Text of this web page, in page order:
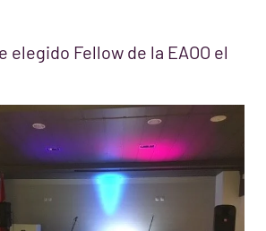
elegido Fellow de la EAOO el